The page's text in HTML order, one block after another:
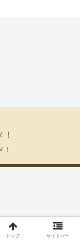
.
トップ サイドバー